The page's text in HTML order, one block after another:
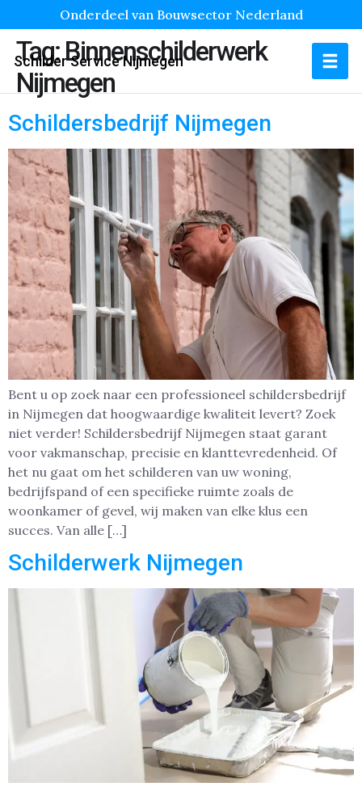
Onderdeel van Bouwsector Nederland
Schilder Service Nijmegen
Tag:Binnenschilderwerk
Nijmegen
Schildersbedrijf Nijmegen
Bent u op zoek naar een professioneel schildersbedrijf
in Nijmegen dat hoogwaardige kwaliteit levert? Zoek
niet verder! Schildersbedrijf Nijmegen staat garant
voor vakmanschap, precisie en klanttevredenheid. Of
het nu gaat om het schilderen van uw woning,
bedrijfspand of een specifieke ruimte zoals de
woonkamer of gevel, wij maken van elke klus een
succes. Van alle […]
Schilderwerk Nijmegen